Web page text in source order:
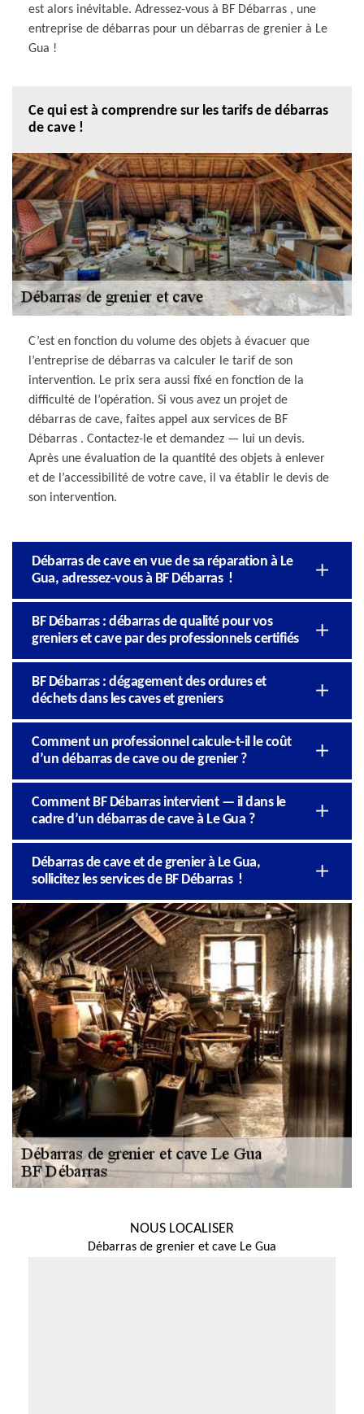
est alors inévitable. Adressez-vous à BF Débarras , une
entreprise de débarras pour un débarras de grenier à Le
Gua !
Ce qui est à comprendre sur les tarifs de débarras
de cave !
C’est en fonction du volume des objets à évacuer que
l’entreprise de débarras va calculer le tarif de son
intervention. Le prix sera aussi fixé en fonction de la
difficulté de l’opération. Si vous avez un projet de
débarras de cave, faites appel aux services de BF
Débarras . Contactez-le et demandez — lui un devis.
Après une évaluation de la quantité des objets à enlever
et de l’accessibilité de votre cave, il va établir le devis de
son intervention.
Débarras de cave en vue de sa réparation à Le
Gua, adressez-vous à BF Débarras !
BF Débarras : débarras de qualité pour vos
greniers et cave par des professionnels certifiés
BF Débarras : dégagement des ordures et
déchets dans les caves et greniers
Comment un professionnel calcule-t-il le coût
d’un débarras de cave ou de grenier ?
Comment BF Débarras intervient — il dans le
cadre d’un débarras de cave à Le Gua ?
Débarras de cave et de grenier à Le Gua,
sollicitez les services de BF Débarras !
NOUS LOCALISER
Débarras de grenier et cave Le Gua